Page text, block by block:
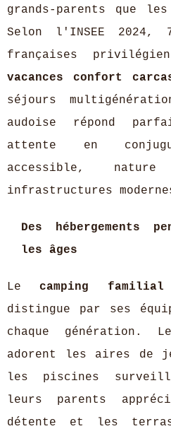
grands-parents que
Selon l'INSEE 2024,
françaises
vacances confort
séjours
audoise répond
attente en
accessible,
infrastructures
Des hébergements
les âges
Lecamping familial
distingue par ses
chaque génération.
adorent les aires de
les piscines
leurs parents
détente et les